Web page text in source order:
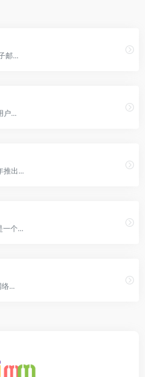
邮...
户...
推出...
一个...
...